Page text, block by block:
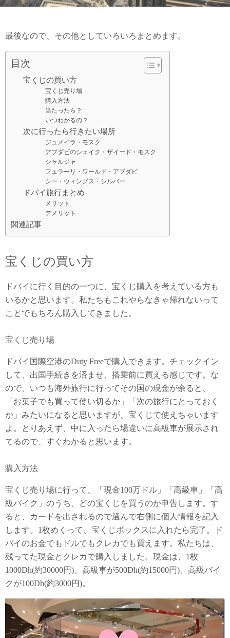
最後なので、その他としていろいろまとめます。
目次
宝くじの買い方
宝くじ売り場
購入方法
当たったら？
いつわかるの？
次に行ったら行きたい場所
ジュメイラ・モスク
アブダビのシェイク・ザイード・モスク
シャルジャ
フェラーリ・ワールド・アブダビ
シー・ウィングス・シルバー
ドバイ旅行まとめ
メリット
デメリット
関連記事
宝くじの買い方
ドバイに行く目的の一つに、宝くじ購入を考えている方も
いるかと思います。私たちもこれやらなきゃ帰れないって
ことでもちろん購入してきました。
宝くじ売り場
ドバイ国際空港のDuty Freeで購入できます。チェックイン
して、出国手続きを済ませ、搭乗前に買える感じです。な
ので、いつも海外旅行に行ってその国の現金が余ると、
「お菓子でも買って使い切るか」「次の旅行にとっておく
か」みたいになると思いますが、宝くじで使えちゃいます
よ。とりあえず、中に入ったら場違いに高級車が展示され
てるので、すぐわかると思います。
購入方法
宝くじ売り場に行って、「現金100万ドル」「高級車」「高
級バイク」のうち、どの宝くじを買うのか申告します。す
ると、カードを出されるので選んで右側に個人情報を記入
します。1枚めくって、宝くじボックスに入れたら完了。ド
バイのお金でもドルでもクレカでも買えます。私たちは、
残ってた現金とクレカで購入しました。現金は、1枚
1000Dh(約30000円)。高級車が500Dh(約15000円)、高級バイ
クが100Dh(約3000円)。